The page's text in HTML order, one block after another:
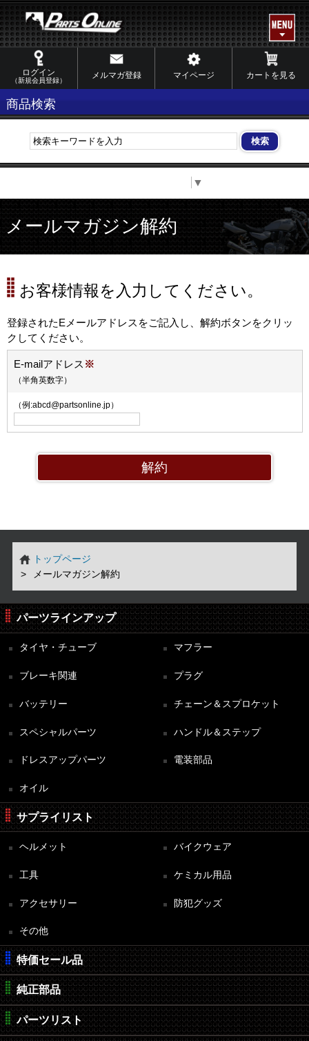
ログイン
（新規会員登録）
メルマガ登録 マイページ カートを見る
商品検索
▼
メールマガジン解約
お客様情報を入力してください。
登録されたEメールアドレスをご記入し、解約ボタンをクリッ
クしてください。
E-mailアドレス ※
（半角英数字）
（例:abcd@partsonline.jp）
トップページ
メールマガジン解約
パーツラインアップ
タイヤ・チューブ マフラー
ブレーキ関連 プラグ
バッテリー チェーン＆スプロケット
スペシャルパーツ ハンドル＆ステップ
ドレスアップパーツ 電装部品
オイル
サプライリスト
ヘルメット バイクウェア
工具 ケミカル用品
アクセサリー 防犯グッズ
その他
特価セール品
純正部品
パーツリスト